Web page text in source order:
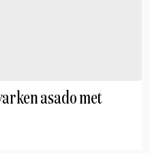
asado met